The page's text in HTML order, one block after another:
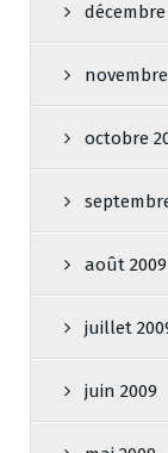
décembre
octobre
août 2009
juillet
juin 2009